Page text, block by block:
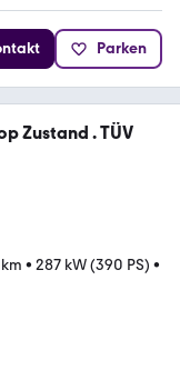
Parken
Zustand . TÜV
• 287 kW (390 PS) •